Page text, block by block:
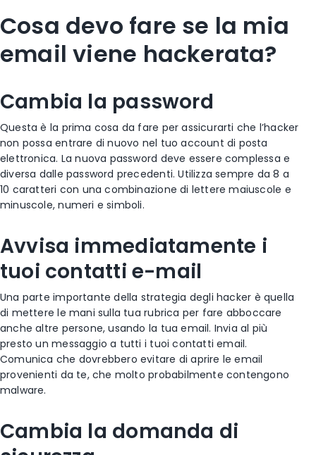
Cosa devo fare se la mia
email viene hackerata?
Cambia la password
Questa è la prima cosa da fare per assicurarti che l’hacker
non possa entrare di nuovo nel tuo account di posta
elettronica. La nuova password deve essere complessa e
diversa dalle password precedenti. Utilizza sempre da 8 a
10 caratteri con una combinazione di lettere maiuscole e
minuscole, numeri e simboli.
Avvisa immediatamente i
tuoi contatti e-mail
Una parte importante della strategia degli hacker è quella
di mettere le mani sulla tua rubrica per fare abboccare
anche altre persone, usando la tua email. Invia al più
presto un messaggio a tutti i tuoi contatti email.
Comunica che dovrebbero evitare di aprire le email
provenienti da te, che molto probabilmente contengono
malware.
Cambia la domanda di